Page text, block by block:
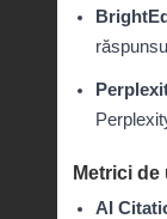
Metrici de
AI